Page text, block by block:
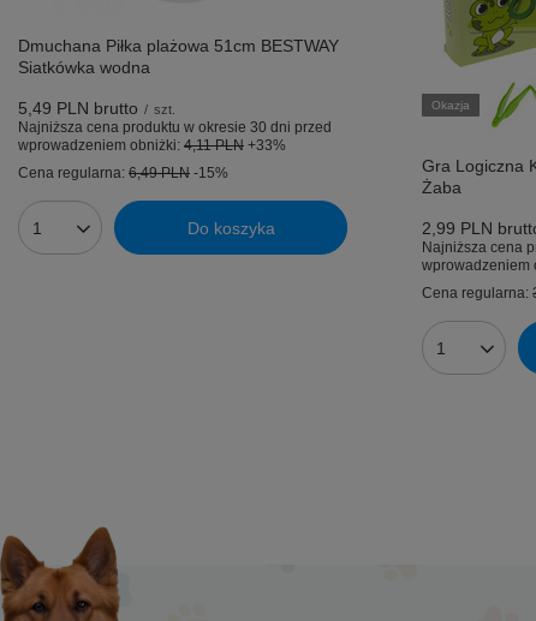
Dmuchana Piłka plażowa 51cm BESTWAY
Siatkówka wodna
5,49 PLN brutto / szt.
Najniższa cena produktu w okresie 30 dni przed
wprowadzeniem obniżki: 4,11 PLN +33%
Cena regularna: 6,49 PLN -15%
Ilość produktów Do koszyka
Okazja
Gra Logiczna
Żaba
2,99 PLN
Najniższa cena
wprowadzeniem
Cena regularna:
Ilość